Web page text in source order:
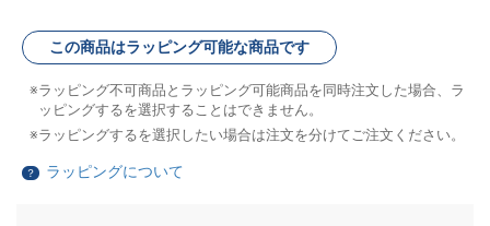
この商品はラッピング可能な商品です
ラッピング不可商品とラッピング可能商品を同時注文した場合、ラ
ッピングするを選択することはできません。
ラッピングするを選択したい場合は注文を分けてご注文ください。
？ ラッピングについて